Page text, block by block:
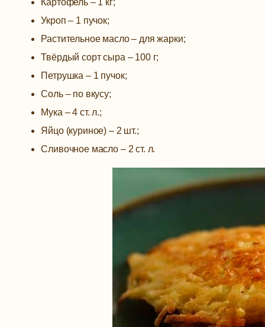
Картофель – 1 кг;
Укроп – 1 пучок;
Растительное масло – для жарки;
Твёрдый сорт сыра – 100 г;
Петрушка – 1 пучок;
Соль – по вкусу;
Мука – 4 ст. л.;
Яйцо (куриное) – 2 шт.;
Сливочное масло – 2 ст. л.